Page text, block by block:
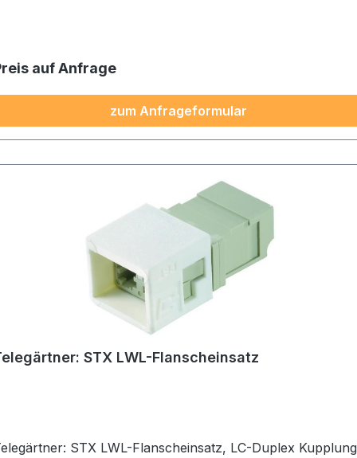
auf Anfrage
zum Anfrageformular
STX LWL-Flanscheinsatz
STX LWL-Flanscheinsatz, LC-Duplex Kupplung,